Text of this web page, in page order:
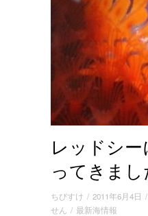
レッドシ
ってきまし
ちびすけ / 2011年6月4日 /
せん / 最新海情報